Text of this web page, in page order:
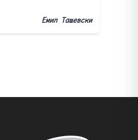
Емил Ташевски